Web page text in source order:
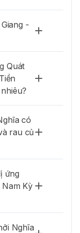
-
Quát
có
rau củ
ứng
Nam Kỳ
Nghĩa